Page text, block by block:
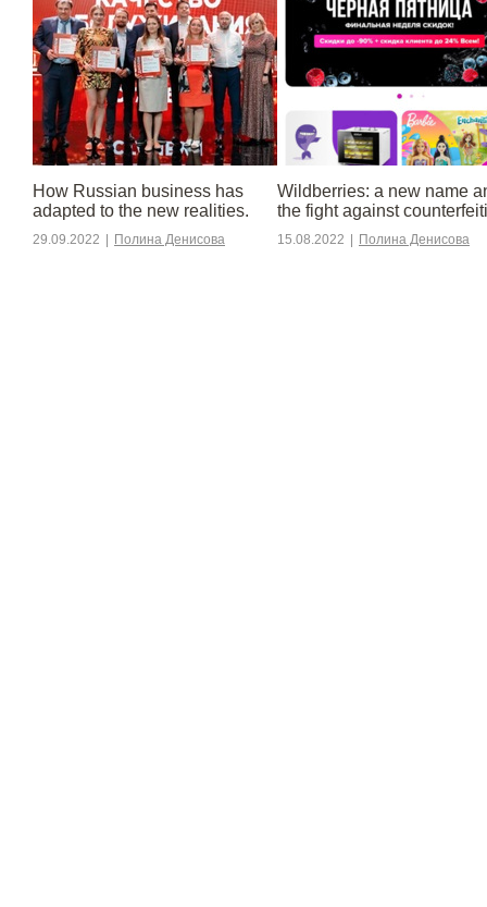
​​How Russian business has
adapted to the new realities.
29.09.2022 | Полина Денисова
Wildberries: a new name
the fight against
15.08.2022 | Полина Денисова